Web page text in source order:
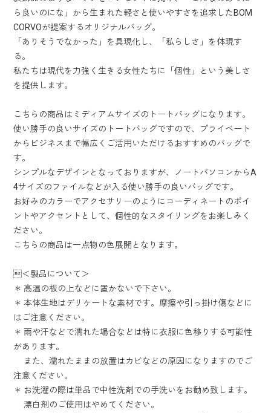
ら良いのにな」から生まれた軽さと使いやすさを追求したBOM
CORVOが提案するオリジナルバッグ。
「ありそうでなかった」を具現化し、「私らしさ」を体現す
る。
私たちは現代を力強く生きる女性たちに「個性」という美しさ
を提供します。
こちらの商品はミディアムサイズのトートバッグになります。
使い勝手の良いサイズのトートバッグですので、プライベート
からビジネスまで幅広くご活用いただけるおすすめのバッグで
す。
シンプルなデザインとなっておりますが、ノートパソコンからA
4サイズのファイルなどが入る使い勝手の良いバッグです。
お好みのカラーでアクセサリーのようにコーディネートのポイ
ントやアクセントとして、個性的なスタイリングをお楽しみく
ださい。
こちらの商品は一点物の色展開となります。
＜製品について＞
＊ 高温の板の上などに置かないで下さい。
＊ 本体生地はデリケートな素材です。摩擦や引っ掛け傷などに
はご注意ください。
＊ 雨や汗などで濡れた場合などは特に衣服に色移りする可能性
があります。
また、濡れたままの放置はカビなどの原因になりますのでご
注意ください。
＊ お洗濯の際は単品で中性洗剤での手洗いをお勧め致します。
漂白剤のご使用はやめてください。